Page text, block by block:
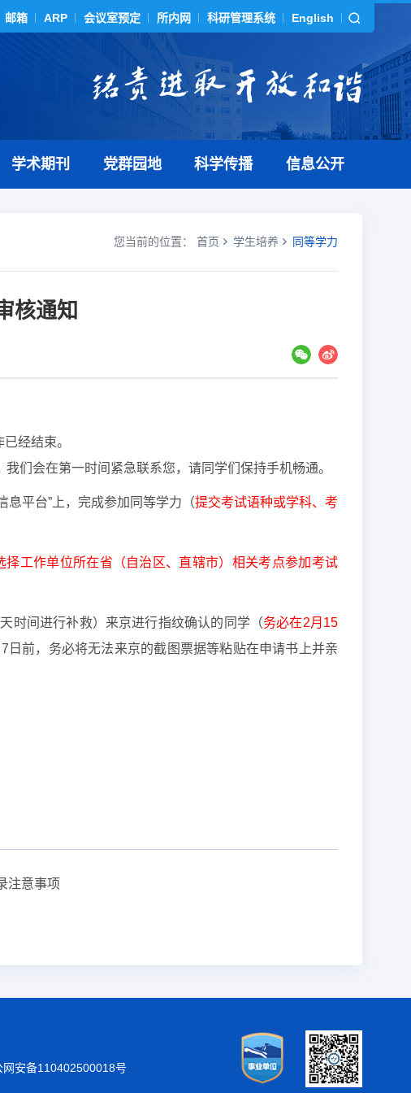
邮箱 ARP 会议室预定 所内网 科研管理系统 English
学术期刊 党群园地 科学传播 信息公开
您当前的位置： 首页 学生培养 同等学力
核通知
经结束。
们会在第一时间紧急联系您，请同学们保持手机畅通。
息平台”上，完成参加同等学力（提交考试语种或学科、考
择工作单位所在省（自治区、直辖市）相关考点参加考试
时间进行补救）来京进行指纹确认的同学（务必在2月15
日前，务必将无法来京的截图票据等粘贴在申请书上并亲
注意事项
网安备110402500018号